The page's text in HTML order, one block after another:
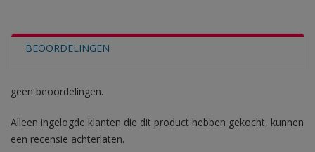
BEOORDELINGEN
geen beoordelingen.
Alleen ingelogde klanten die dit product hebben gekocht, kunnen
een recensie achterlaten.